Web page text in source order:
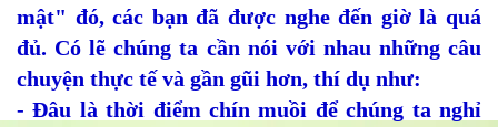
mật" đó, các bạn đã được nghe đến giờ là quá
đủ. Có lẽ chúng ta cần nói với nhau những câu
chuyện thực tế và gần gũi hơn, thí dụ như:
- Đâu là thời điểm chín muồi để chúng ta nghỉ